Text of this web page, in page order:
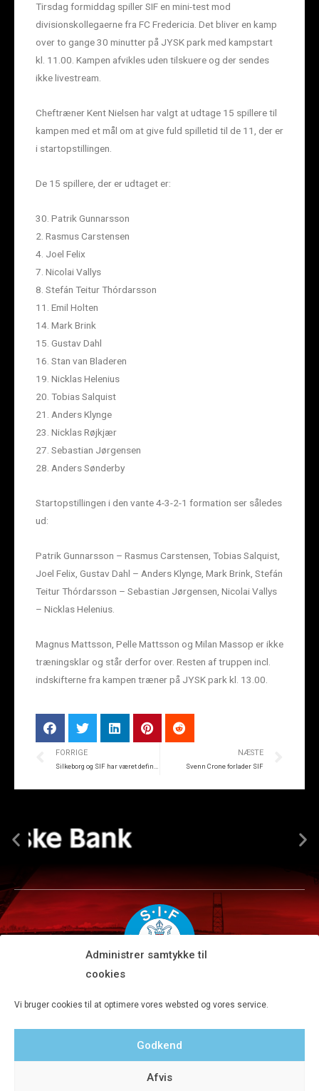
Administrer samtykke til
cookies
Vi bruger cookies til at optimere vores websted og vores service.
Godkend
Afvis
Tirsdag formiddag spiller SIF en mini-test mod
divisionskollegaerne fra FC Fredericia. Det bliver en kamp
over to gange 30 minutter på JYSK park med kampstart
kl. 11.00. Kampen afvikles uden tilskuere og der sendes
ikke livestream.
Cheftræner Kent Nielsen har valgt at udtage 15 spillere til
kampen med et mål om at give fuld spilletid til de 11, der er
i startopstillingen.
De 15 spillere, der er udtaget er:
30. Patrik Gunnarsson
2. Rasmus Carstensen
4. Joel Felix
7. Nicolai Vallys
8. Stefán Teitur Thórdarsson
11. Emil Holten
14. Mark Brink
15. Gustav Dahl
16. Stan van Bladeren
19. Nicklas Helenius
20. Tobias Salquist
21. Anders Klynge
23. Nicklas Røjkjær
27. Sebastian Jørgensen
28. Anders Sønderby
Startopstillingen i den vante 4-3-2-1 formation ser således
ud:
Patrik Gunnarsson – Rasmus Carstensen, Tobias Salquist,
Joel Felix, Gustav Dahl – Anders Klynge, Mark Brink, Stefán
Teitur Thórdarsson – Sebastian Jørgensen, Nicolai Vallys
– Nicklas Helenius.
Magnus Mattsson, Pelle Mattsson og Milan Massop er ikke
træningsklar og står derfor over. Resten af truppen incl.
indskifterne fra kampen træner på JYSK park kl. 13.00.
FORRIGE NÆSTE
Svenn Crone forlader SIF
Tlf 8680 4477 · Fax 8680 4647 · Kontortid man-fre kl. 9-15